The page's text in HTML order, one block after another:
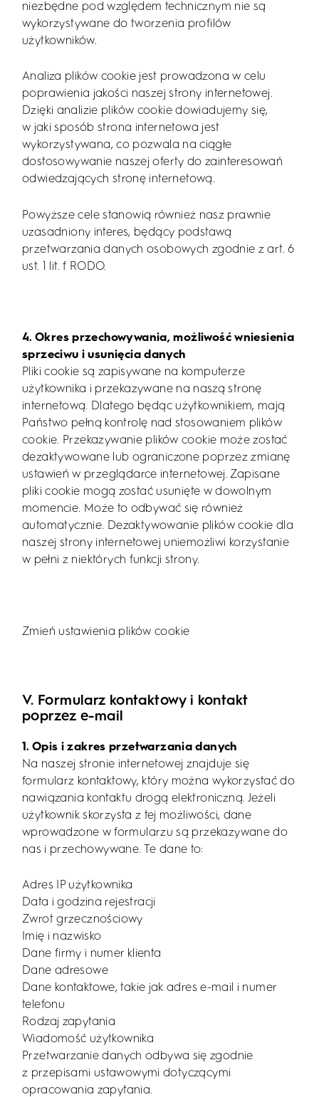
niezbędne pod względem technicznym nie są
wykorzystywane do tworzenia profilów
użytkowników.
Analiza plików cookie jest prowadzona w celu
poprawienia jakości naszej strony internetowej.
Dzięki analizie plików cookie dowiadujemy się,
w jaki sposób strona internetowa jest
wykorzystywana, co pozwala na ciągłe
dostosowywanie naszej oferty do zainteresowań
odwiedzających stronę internetową.
Powyższe cele stanowią również nasz prawnie
uzasadniony interes, będący podstawą
przetwarzania danych osobowych zgodnie z art. 6
ust. 1 lit. f RODO.
4. Okres przechowywania, możliwość wniesienia
sprzeciwu i usunięcia danych
Pliki cookie są zapisywane na komputerze
użytkownika i przekazywane na naszą stronę
internetową. Dlatego będąc użytkownikiem, mają
Państwo pełną kontrolę nad stosowaniem plików
cookie. Przekazywanie plików cookie może zostać
dezaktywowane lub ograniczone poprzez zmianę
ustawień w przeglądarce internetowej. Zapisane
pliki cookie mogą zostać usunięte w dowolnym
momencie. Może to odbywać się również
automatycznie. Dezaktywowanie plików cookie dla
naszej strony internetowej uniemożliwi korzystanie
w pełni z niektórych funkcji strony.
Zmień ustawienia plików cookie
V. Formularz kontaktowy i kontakt
poprzez e-mail
1. Opis i zakres przetwarzania danych
Na naszej stronie internetowej znajduje się
formularz kontaktowy, który można wykorzystać do
nawiązania kontaktu drogą elektroniczną. Jeżeli
użytkownik skorzysta z tej możliwości, dane
wprowadzone w formularzu są przekazywane do
nas i przechowywane. Te dane to:
Adres IP użytkownika
Data i godzina rejestracji
Zwrot grzecznościowy
Imię i nazwisko
Dane firmy i numer klienta
Dane adresowe
Dane kontaktowe, takie jak adres e-mail i numer
telefonu
Rodzaj zapytania
Wiadomość użytkownika
Przetwarzanie danych odbywa się zgodnie
z przepisami ustawowymi dotyczącymi
opracowania zapytania.